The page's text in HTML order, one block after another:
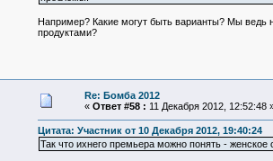
Например? Какие могут быть варианты? Мы ведь
продуктами?
Re: Бомба 2012
« Ответ #58 : 11 Декабря 2012, 12:52:48
Цитата: Участник от 10 Декабря 2012, 19:40:24
Так что ихнего премьера можно понять -